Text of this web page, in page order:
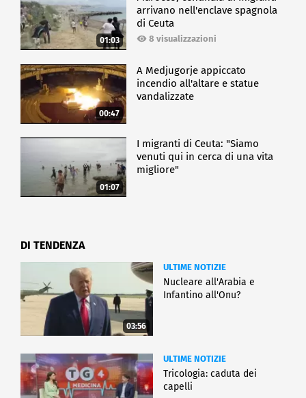
01:03
arrivano nell'enclave spagnola
di Ceuta
8 visualizzazioni
00:47
A Medjugorje appiccato
incendio all'altare e statue
vandalizzate
01:07
I migranti di Ceuta: "Siamo
venuti qui in cerca di una vita
migliore"
DI TENDENZA
03:56
ULTIME NOTIZIE
Nucleare all'Arabia e
Infantino all'Onu?
ULTIME NOTIZIE
Tricologia: caduta dei
capelli